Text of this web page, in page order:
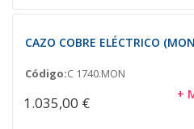
CAZO COBRE ELÉCTRICO
Código:C 1740.MON
1.035,00 € +